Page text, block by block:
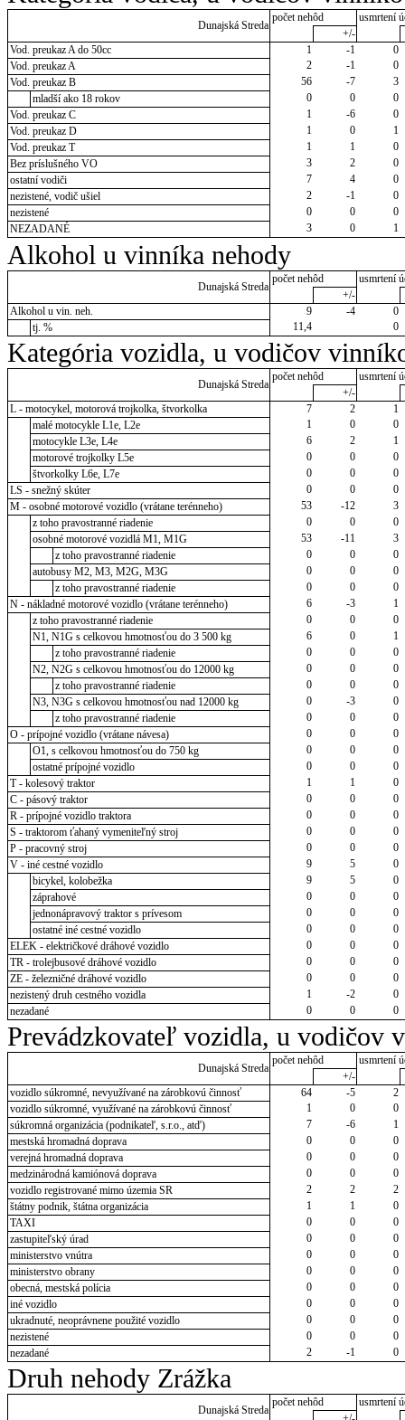
Dunajská Streda
počet nehôd
usmrtení
+/-
Vod. preukaz A do 50cc
1 -1
0
Vod. preukaz A
2 -1
0
Vod. preukaz B
56 -7
3
mladší ako 18 rokov
0 0
0
Vod. preukaz C
1 -6
0
Vod. preukaz D
1 0
1
Vod. preukaz T
1 1
0
Bez príslušného VO
3 2
0
ostatní vodiči
7 4
0
nezistené, vodič ušiel
2 -1
0
nezistené
0 0
0
NEZADANÉ
3 0 1
Alkohol u vinníka nehody
Dunajská Streda
počet nehôd
usmrtení
+/-
Alkohol u vin. neh.
9 -4
0
tj. %
11,4 0
Kategória vozidla, u vodičov
Dunajská Streda
počet nehôd
usmrtení
+/-
L - motocykel, motorová trojkolka, štvorkolka
7 2
1
malé motocykle L1e, L2e
1 0
0
motocykle L3e, L4e
6 2
1
motorové trojkolky L5e
0 0
0
štvorkolky L6e, L7e
0 0
0
LS - snežný skúter
0 0
0
M - osobné motorové vozidlo (vrátane terénneho)
53 -12
3
z toho pravostranné riadenie
0 0
0
osobné motorové vozidlá M1, M1G
53 -11
3
z toho pravostranné riadenie
0 0
0
autobusy M2, M3, M2G, M3G
0 0
0
z toho pravostranné riadenie
0 0
0
N - nákladné motorové vozidlo (vrátane terénneho)
6 -3
1
z toho pravostranné riadenie
0 0
0
N1, N1G s celkovou hmotnosťou do 3 500 kg
6 0
1
z toho pravostranné riadenie
0 0
0
N2, N2G s celkovou hmotnosťou do 12000 kg
0 0
0
z toho pravostranné riadenie
0 0
0
N3, N3G s celkovou hmotnosťou nad 12000 kg
0 -3
0
z toho pravostranné riadenie
0 0
0
O - prípojné vozidlo (vrátane návesa)
0 0
0
O1, s celkovou hmotnosťou do 750 kg
0 0
0
ostatné prípojné vozidlo
0 0
0
T - kolesový traktor
1 1
0
C - pásový traktor
0 0
0
R - prípojné vozidlo traktora
0 0
0
S - traktorom ťahaný vymeniteľný stroj
0 0
0
P - pracovný stroj
0 0
0
V - iné cestné vozidlo
9 5
0
bicykel, kolobežka
9 5
0
záprahové
0 0
0
jednonápravový traktor s prívesom
0 0
0
ostatné iné cestné vozidlo
0 0
0
ELEK - električkové dráhové vozidlo
0 0
0
TR - trolejbusové dráhové vozidlo
0 0
0
ZE - železničné dráhové vozidlo
0 0
0
nezistený druh cestného vozidla
1 -2
0
nezadané
0 0 0
Prevádzkovateľ vozidla, u vodičov
Dunajská Streda
počet nehôd
usmrtení
+/-
vozidlo súkromné, nevyužívané na zárobkovú činnosť
64 -5
2
vozidlo súkromné, využívané na zárobkovú činnosť
1 0
0
súkromná organizácia (podnikateľ, s.r.o., atď)
7 -6
1
mestská hromadná doprava
0 0
0
verejná hromadná doprava
0 0
0
medzinárodná kamiónová doprava
0 0
0
vozidlo registrované mimo územia SR
2 2
2
štátny podnik, štátna organizácia
1 1
0
TAXI
0 0
0
zastupiteľský úrad
0 0
0
ministerstvo vnútra
0 0
0
ministerstvo obrany
0 0
0
obecná, mestská polícia
0 0
0
iné vozidlo
0 0
0
ukradnuté, neoprávnene použité vozidlo
0 0
0
nezistené
0 0
0
nezadané
2 -1 0
Druh nehody Zrážka
Dunajská Streda
počet nehôd
usmrtení